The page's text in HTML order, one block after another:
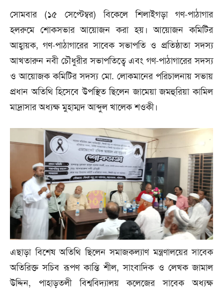
সোমবার (১৫ সেপ্টেম্বর) বিকেলে শিলাইগড়া গণ-পাঠাগার
হলরুমে শোকসভার আয়োজন করা হয়। আয়োজন কমিটির
আহ্বায়ক, গণ-পাঠাগারের সাবেক সভাপতি ও প্রতিষ্ঠাতা সদস্য
আখতারুন নবী চৌধুরীর সভাপতিত্বে এবং গণ-পাঠাগারের সদস্য
ও আয়োজক কমিটির সদস্য মো. লোকমানের পরিচালনায় সভায়
প্রধান অতিথি হিসেবে উপস্থিত ছিলেন জামেয়া জমহুরিয়া কামিল
মাদ্রাসার অধ্যক্ষ মুহাম্মদ আব্দুল খালেক শওকী।
এছাড়া বিশেষ অতিথি ছিলেন সমাজকল্যাণ মন্ত্রণালয়ের সাবেক
অতিরিক্ত সচিব রূপণ কান্তি শীল, সাংবাদিক ও লেখক জামাল
উদ্দিন, পাহাড়তলী বিশ্ববিদ্যালয় কলেজের সাবেক অধ্যক্ষ